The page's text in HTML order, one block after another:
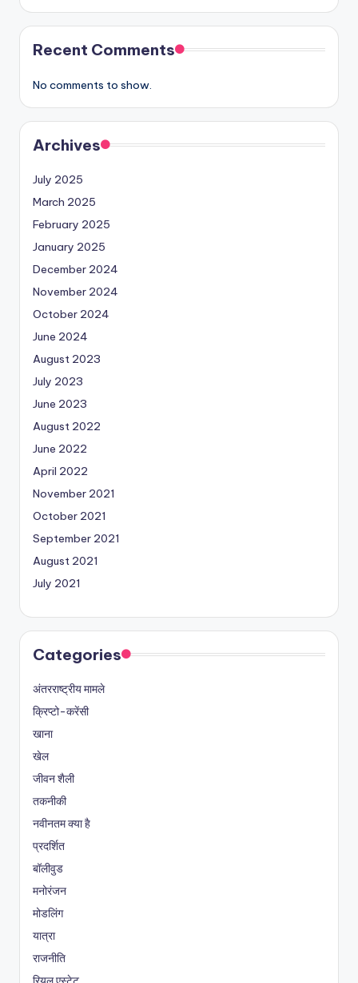
Recent Comments
No comments to show.
Archives
July 2025
March 2025
February 2025
January 2025
December 2024
November 2024
October 2024
June 2024
August 2023
July 2023
June 2023
August 2022
June 2022
April 2022
November 2021
October 2021
September 2021
August 2021
July 2021
Categories
अंतरराष्ट्रीय मामले
क्रिप्टो-करेंसी
खाना
खेल
जीवन शैली
तकनीकी
नवीनतम क्या है
प्रदर्शित
बॉलीवुड
मनोरंजन
मोडलिंग
यात्रा
राजनीति